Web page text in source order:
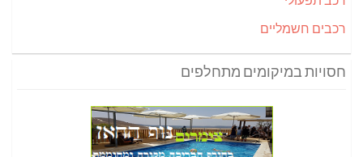
רכבים חשמליים
חסויות במיקומים מתחלפים